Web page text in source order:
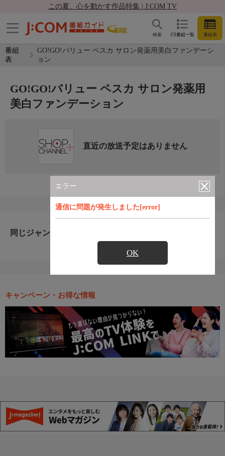
この夏、心を動かす作品特集 | J:COM TV
CS番組一覧 番組表
検索
番組
表
GO!GO!バリュー ペスカ サロン発薬用美白ファンデーシ
ョン
エラー
通信に問題が発生しました[error]
OK
GO!GO!バリュー ペスカ サロン発薬用
美白ファンデーション
直近の放送予定はありません
同じジャンルのおすすめ番組
キャンペーン・お得な情報